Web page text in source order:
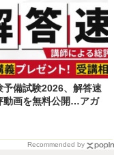
予備試験2026、解答速
動画を無料公開…アガ
Recommended by